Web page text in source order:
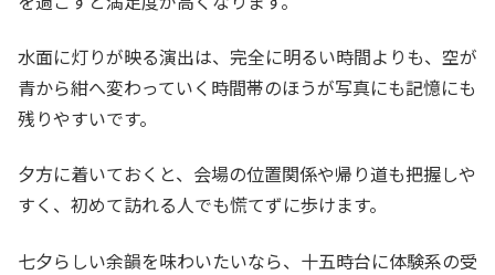
水面に灯りが映る演出は、完全に明るい時間よりも、空が
青から紺へ変わっていく時間帯のほうが写真にも記憶にも
残りやすいです。
夕方に着いておくと、会場の位置関係や帰り道も把握しや
すく、初めて訪れる人でも慌てずに歩けます。
七夕らしい余韻を味わいたいなら、十五時台に体験系の受